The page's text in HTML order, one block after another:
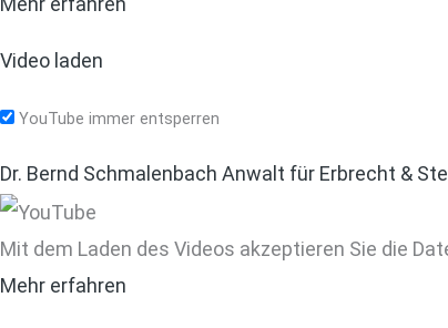
Video laden
YouTube immer entsperren
Dr. Bernd Schmalenbach Anwalt für Erbrecht &
Mit dem Laden des Videos akzeptieren Sie die
Mehr erfahren